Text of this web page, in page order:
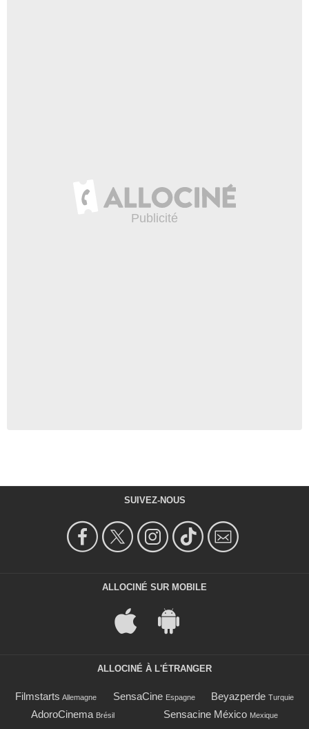
SUIVEZ-NOUS
ALLOCINÉ SUR MOBILE
ALLOCINÉ À L'ÉTRANGER
Filmstarts Allemagne SensaCine Espagne Beyazperde Turquie
AdoroCinema Brésil Sensacine México Mexique